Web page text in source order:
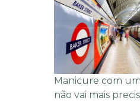
Manicure com
não vai mais